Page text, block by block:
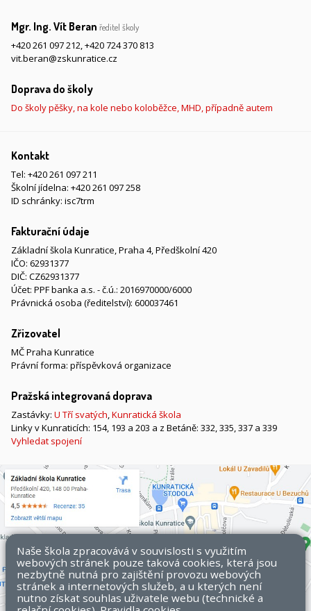
Mgr. Ing. Vít Beran ředitel školy
+420 261 097 212,+420 724 370 813
vit.beran@zskunratice.cz
Doprava do školy
Do školy pěšky, na kole nebo koloběžce, MHD, případně autem
Kontakt
Tel: +420 261 097 211
Školní jídelna: +420 261 097 258
ID schránky: isc7trm
Fakturační údaje
Základní škola Kunratice, Praha 4, Předškolní 420
IČO: 62931377
DIČ: CZ62931377
Účet: PPF banka a.s. - č.ú.: 2016970000/6000
Právnická osoba (ředitelství): 600037461
Zřizovatel
MČ Praha Kunratice
Právní forma: příspěvková organizace
Pražská integrovaná doprava
Zastávky: U Tří svatých,Kunratická škola
Linky v Kunraticích: 154, 193 a 203 a z Betáně: 332, 335, 337 a 339
Vyhledat spojení
Naše škola zpracovává v souvislosti s využitím
webových stránek pouze taková cookies, která jsou
nezbytně nutná pro zajištění provozu webových
stránek a internetových služeb, a u kterých není
nutno získat souhlas uživatele webu (technické a